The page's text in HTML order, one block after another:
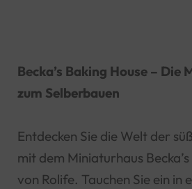
Becka’s Baking House – Die
zum Selberbauen
Entdecken Sie die Welt der
mit dem Miniaturhaus
von Rolife. Tauchen Sie ein in